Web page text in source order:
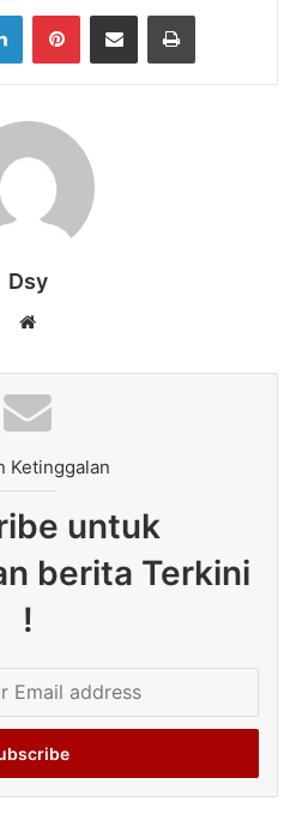
LinkedInPinterestShare via Email Print
Dsy
Ketinggalan
untuk
berita Terkini
!